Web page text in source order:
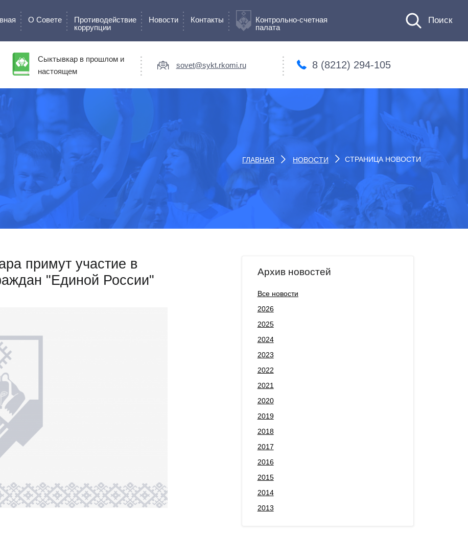
О Cовете
Противодействие
коррупции
Новости Контакты
Контрольно-счетная
палата
Сыктывкар в прошлом и
настоящем
sovet@sykt.rkomi.ru 8 (8212) 294-105
ГЛАВНАЯ НОВОСТИ СТРАНИЦА НОВОСТИ
примут участие в
"Единой России"
Архив новостей
Все новости
2026
2025
2024
2023
2022
2021
2020
2019
2018
2017
2016
2015
2014
2013